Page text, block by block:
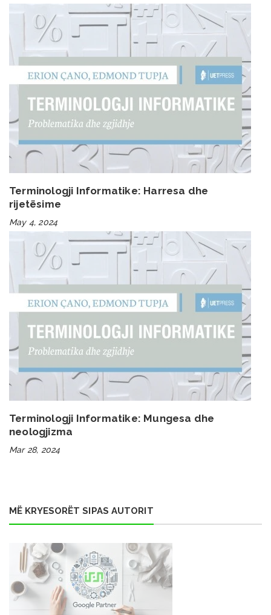
Terminologji Informatike: Harresa dhe
rijetësime
May 4, 2024
Terminologji Informatike: Mungesa dhe
neologjizma
Mar 28, 2024
MË KRYESORËT SIPAS AUTORIT